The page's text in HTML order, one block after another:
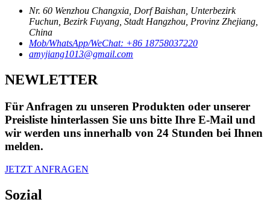
Nr. 60 Wenzhou Changxia, Dorf Baishan, Unterbezirk
Fuchun, Bezirk Fuyang, Stadt Hangzhou, Provinz Zhejiang,
China
Mob/WhatsApp/WeChat: +86 18758037220
amyjiang1013@gmail.com
NEWLETTER
Für Anfragen zu unseren Produkten oder unserer
Preisliste hinterlassen Sie uns bitte Ihre E-Mail und
wir werden uns innerhalb von 24 Stunden bei Ihnen
melden.
JETZT ANFRAGEN
Sozial